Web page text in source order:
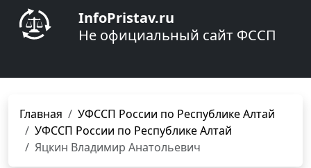
InfoPristav.ru
Не официальный сайт ФССП
Главная
УФССП России по Республике Алтай
УФССП России по Республике Алтай
Яцкин Владимир Анатольевич